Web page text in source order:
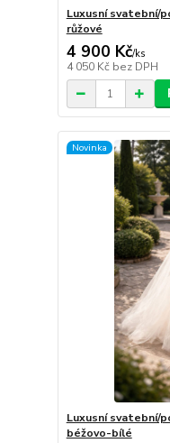
Luxusní svatební/
růžové
4 900 Kč/ks
4 050 Kč bez DPH
Novinka
Luxusní svatební/
béžovo-bílé